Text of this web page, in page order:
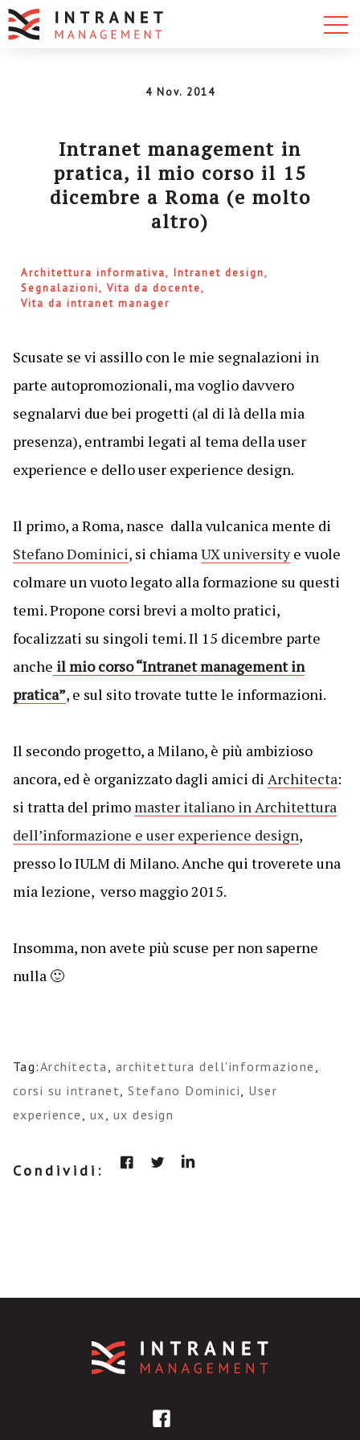
4 Nov. 2014
Intranet management in
pratica, il mio corso il 15
dicembre a Roma (e molto
altro)
Architettura informativa
Intranet design
Segnalazioni
Vita da docente
Vita da intranet manager
Scusate se vi assillo con le mie segnalazioni in
parte autopromozionali, ma voglio davvero
segnalarvi due bei progetti (al di là della mia
presenza), entrambi legati al tema della user
experience e dello user experience design.
Il primo, a Roma, nasce dalla vulcanica mente di
Stefano Dominici, si chiamaUX universitye vuole
colmare un vuoto legato alla formazione su questi
temi. Propone corsi brevi a molto pratici,
focalizzati su singoli temi. Il 15 dicembre parte
anche il mio corso “Intranet management in
pratica”, e sul sito trovate tutte le informazioni.
Il secondo progetto, a Milano, è più ambizioso
ancora, ed è organizzato dagli amici di Architecta:
si tratta del primo master italiano in Architettura
dell’informazione e user experience design,
presso lo IULM di Milano. Anche qui troverete una
mia lezione, verso maggio 2015.
Insomma, non avete più scuse per non saperne
nulla 🙂
Tag:Architecta, architettura dell'informazione ,
corsi su intranet,Stefano Dominici, User
experience , ux, ux design
Condividi: